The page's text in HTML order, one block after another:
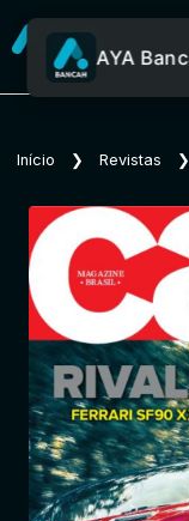
AYA
Início ❯ Revistas ❯